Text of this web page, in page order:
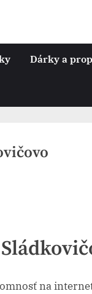
Dárky a
na